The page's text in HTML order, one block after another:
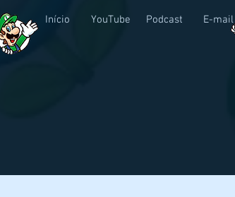
Início YouTube Podcast E-mail